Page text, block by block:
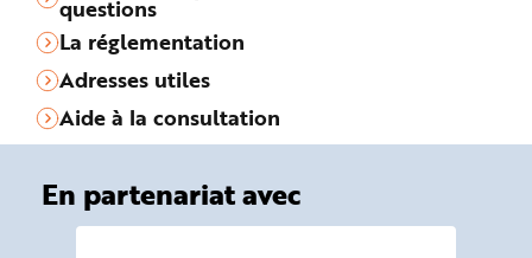
questions
La réglementation
Adresses utiles
Aide à la consultation
En partenariat avec